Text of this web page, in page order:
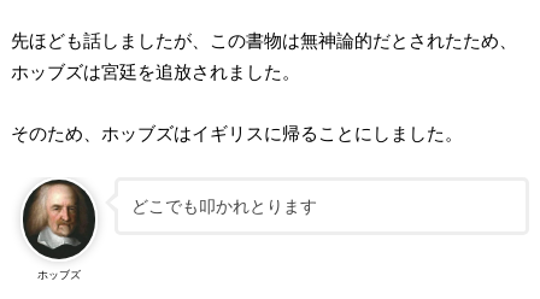
先ほども話しましたが、この書物は無神論的だとされたため、
ホッブズは宮廷を追放されました。
そのため、ホッブズはイギリスに帰ることにしました。
ホッブズ
どこでも叩かれとります